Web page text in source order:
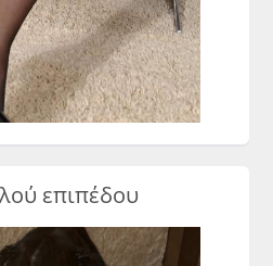
επιπέδου